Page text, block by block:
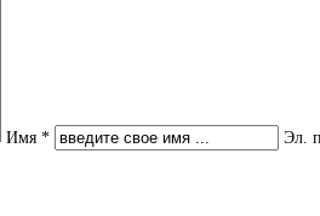
Имя *
Эл.